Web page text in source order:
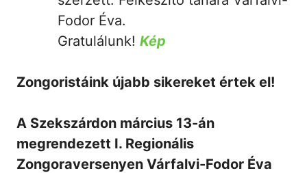
Fodor Éva.
Gratulálunk! Kép
Zongoristáink újabb sikereket értek el!
A Szekszárdon március 13-án
megrendezett I. Regionális
Zongoraversenyen Várfalvi-Fodor Éva